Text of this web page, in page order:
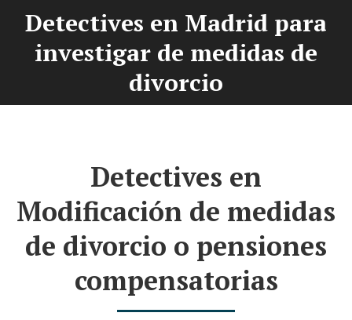
Detectives en Madrid para
investigar de medidas de
divorcio
You are here:
Detectives en
Modificación de medidas
de divorcio o pensiones
compensatorias